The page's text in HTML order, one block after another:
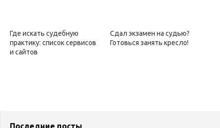
Где искать судебную
практику: список сервисов
и сайтов
Сдал экзамен на судью?
Готовься занять кресло!
Последние посты